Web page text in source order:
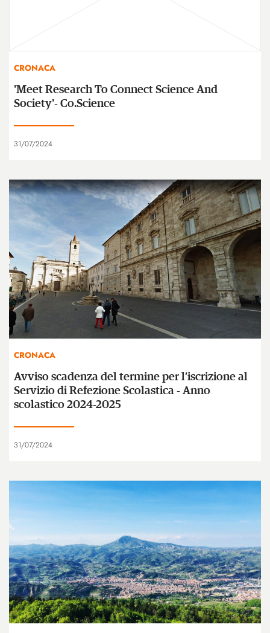
CRONACA
'Meet Research To Connect Science And
Society'- Co.Science
31/07/2024
CRONACA
Avviso scadenza del termine per l’iscrizione al
Servizio di Refezione Scolastica - Anno
scolastico 2024-2025
31/07/2024